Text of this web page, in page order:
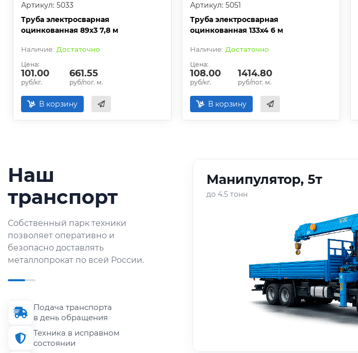
Артикул: 5033
Труба электросварная
оцинкованная 89х3 7,8 м
Достаточно
Цена:
101.00
руб/кг.
661.55
руб/пог. м.
В корзину
Артикул: 5051
Труба электросварная
оцинкованная 133х4 6 м
Достаточно
Цена:
108.00
руб/кг.
1414.80
руб/пог. м.
В корзину
Наш
транспорт
Собственный парк техники
позволяет оперативно и
безопасно доставлять
металлопрокат по всей России.
Подача транспорта
в день обращения
Техника в исправном
состоянии
Оперативная доставка
небольших партий
металлопроката по городу и
области.
Грузоподъёмность
до 1.5 т
Манипулятор, 5т
до 4.5 тонн